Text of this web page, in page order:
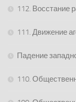
112. Восстание
111. Движение
Падение
110.